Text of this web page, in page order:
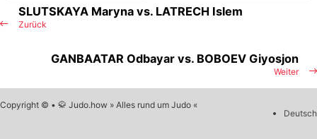
Zurück
SLUTSKAYA Maryna vs. LATRECH Islem
Weiter
GANBAATAR Odbayar vs. BOBOEV Giyosjon
Copyright © • 🥋 Judo.how » Alles rund um Judo «
Deutsch